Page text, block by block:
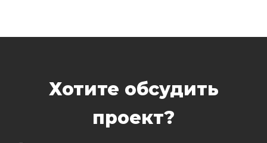
Хотите обсудить
проект?